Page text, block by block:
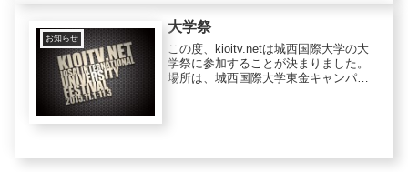
お知らせ
大学祭
この度、kioitv.netは城西国際大学の大
学祭に参加することが決まりました。
場所は、城西国際大学東金キャンパス